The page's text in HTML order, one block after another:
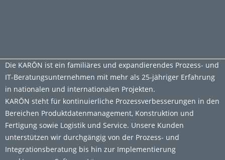
Die KARŌN ist ein familiäres und expandierendes Prozess- und
IT-Beratungsunternehmen mit mehr als 25-jähriger Erfahrung
in nationalen und internationalen Projekten.
KARŌN steht für kontinuierliche Prozessverbesserungen in den
Bereichen Produktdatenmanagement, Konstruktion und
Fertigung sowie Logistik und Service. Unsere Kunden
unterstützen wir durchgängig von der Prozess- und
Integrationsberatung bis hin zur Implementierung